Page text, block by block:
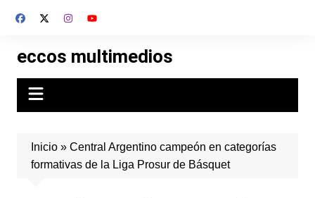
eccos multimedios
Inicio» Central Argentino campeón en categorías
formativas de la Liga Prosur de Básquet